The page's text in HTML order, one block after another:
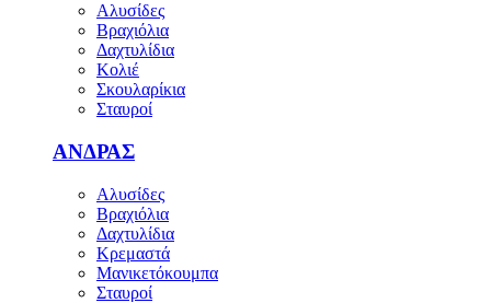
Αλυσίδες
Βραχιόλια
Δαχτυλίδια
Κολιέ
Σκουλαρίκια
Σταυροί
ΑΝΔΡΑΣ
Αλυσίδες
Βραχιόλια
Δαχτυλίδια
Κρεμαστά
Μανικετόκουμπα
Σταυροί